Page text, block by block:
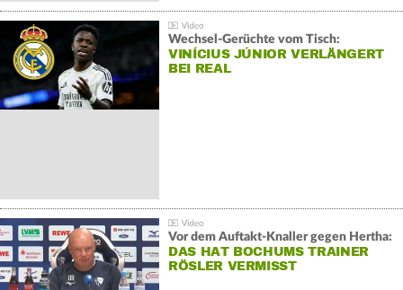
Wechsel-Gerüchte vom Tisch:
VINÍCIUS JÚNIOR VERLÄNGERT
BEI REAL
Vor dem Auftakt-Knaller gegen Hertha:
DAS HAT BOCHUMS TRAINER
RÖSLER VERMISST